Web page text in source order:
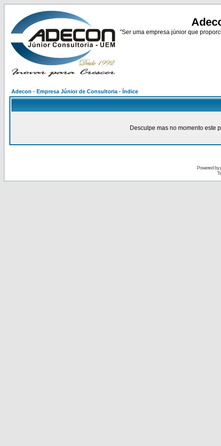
"Ser uma empresa júnior que
Adecon - Empresa Júnior de Consultoria - Índice
Desculpe mas no momento este
Powered by